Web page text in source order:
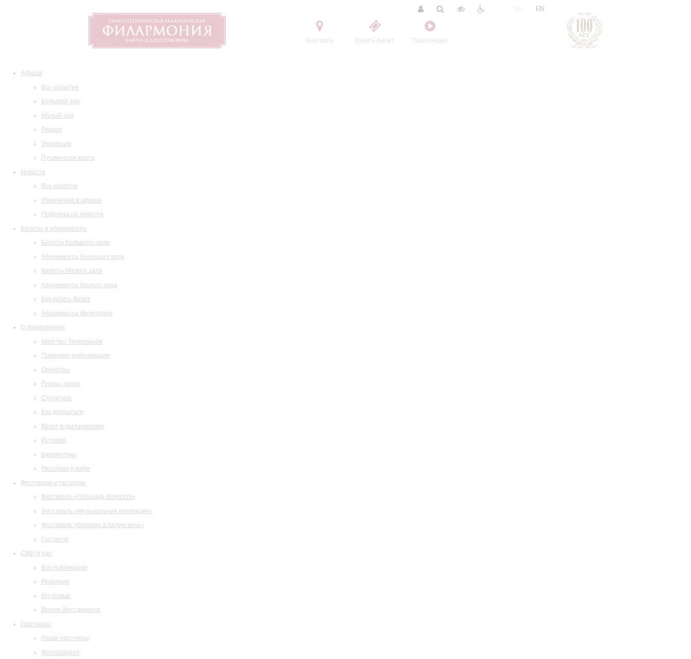
Контакты Купить билет Трансляции
EN
Афиша
Все события
Большой зал
Малый зал
Лекции
Экскурсии
Пушкинская карта
Новости
Все новости
Изменения в афише
Подписка на новости
Билеты и абонементы
Билеты Большого зала
Абонементы Большого зала
Билеты Малого зала
Абонементы Малого зала
Как купить билет
Абонементы Музитория
О филармонии
Маэстро Темирканов
Правовая информация
Оркестры
Планы залов
Структура
Как добраться
Визит в филармонию
История
Библиотека
Ресторан и кафе
Фестивали и гастроли
Фестиваль «Площадь Искусств»
Фестиваль «Музыкальная коллекция»
Фестиваль «Барокко в белую ночь»
Гастроли
СМИ о нас
Все публикации
Рецензии
Интервью
Время Шостаковича
Партнеры
Наши партнеры
Фотогалерея